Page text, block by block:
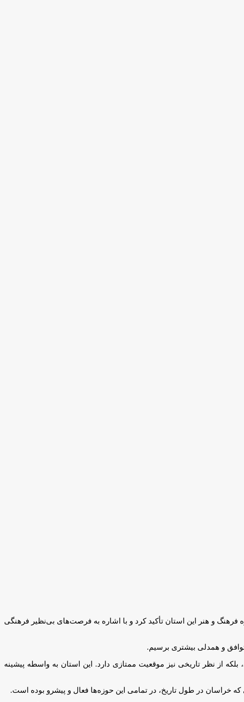
و هنر این استان تأکید کرد و با اشاره به فرصت‌های بی‌نظیر فرهنگی
توافق و همدلی بیشتری برسیم.
از نظر تاریخی نیز موقعیت ممتازی دارد. این استان به واسطه پیشینه
خراسان در طول تاریخ، در تمامی این حوزه‌ها فعال و پیشرو بوده است.